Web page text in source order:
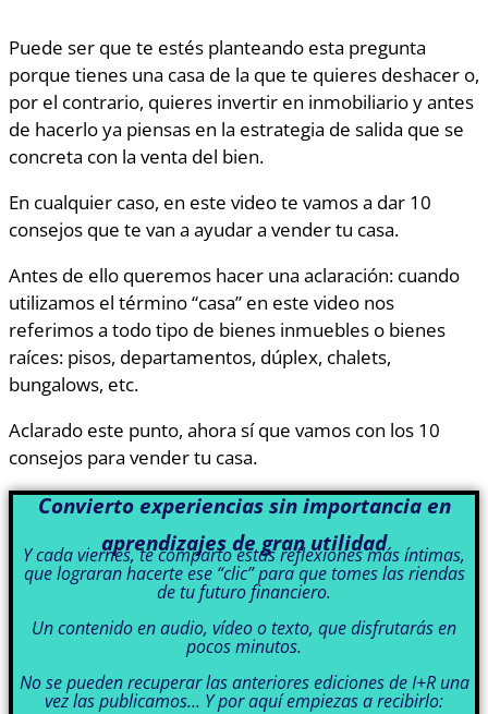
Puede ser que te estés planteando esta pregunta
porque tienes una casa de la que te quieres deshacer o,
por el contrario, quieres invertir en inmobiliario y antes
de hacerlo ya piensas en la estrategia de salida que se
concreta con la venta del bien.
En cualquier caso, en este video te vamos a dar 10
consejos que te van a ayudar a vender tu casa.
Antes de ello queremos hacer una aclaración: cuando
utilizamos el término “casa” en este video nos
referimos a todo tipo de bienes inmuebles o bienes
raíces: pisos, departamentos, dúplex, chalets,
bungalows, etc.
Aclarado este punto, ahora sí que vamos con los 10
consejos para vender tu casa.
Convierto experiencias sin importancia en
aprendizajes de gran utilidad
Y cada viernes, te comparto estas reflexiones más íntimas,
que lograran hacerte ese “clic” para que tomes las riendas
de tu futuro financiero.
Un contenido en audio, vídeo o texto, que disfrutarás en
pocos minutos.
No se pueden recuperar las anteriores ediciones de I+R una
vez las publicamos… Y por aquí empiezas a recibirlo: